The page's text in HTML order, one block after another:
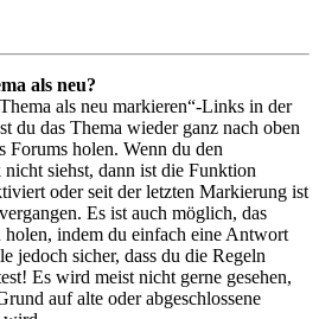
als neu?
als neu markieren“-Links in der
du das Thema wieder ganz nach oben
Forums holen. Wenn du den
siehst, dann ist die Funktion
oder seit der letzten Markierung ist
Es ist auch möglich, das
holen, indem du einfach eine Antwort
jedoch sicher, dass du die Regeln
Es wird meist nicht gerne gesehen,
auf alte oder abgeschlossene